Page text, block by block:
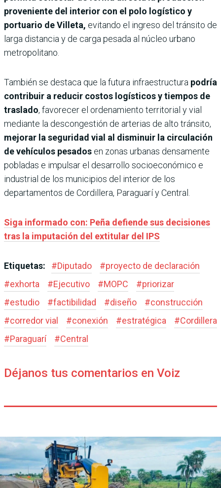
proveniente del interior con el polo logístico y
portuario de Villeta, evitando el ingreso del tránsito de
larga distancia y de carga pesada al núcleo urbano
metropolitano.
También se destaca que la futura infraestructura podría
contribuir a reducir costos logísticos y tiempos de
traslado, favorecer el ordenamiento territorial y vial
mediante la descongestión de arterias de alto tránsito,
mejorar la seguridad vial al disminuir la circulación
de vehículos pesados en zonas urbanas densamente
pobladas e impulsar el desarrollo socioeconómico e
industrial de los municipios del interior de los
departamentos de Cordillera, Paraguarí y Central.
Siga informado con: Peña defiende sus decisiones
tras la imputación del extitular del IPS
Etiquetas: #Diputado #proyecto de declaración
#exhorta #Ejecutivo #MOPC #priorizar
#estudio #factibilidad #diseño #construcción
#corredor vial #conexión #estratégica #Cordillera
#Paraguarí #Central
Déjanos tus comentarios en Voiz